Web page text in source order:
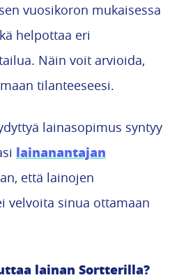
vuosikoron mukaisessa
helpottaa eri
Näin voit arvioida,
tilanteeseesi.
lainasopimus syntyy
lainanantajan
että lainojen
velvoita sinua ottamaan
lainan Sortterilla?